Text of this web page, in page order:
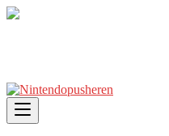
Skip
to
content